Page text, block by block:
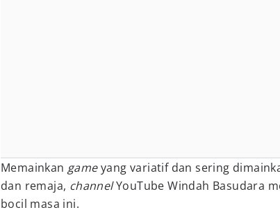
Memainkan gameyang variatif dan sering
dan remaja, channelYouTube Windah Basudara
bocil masa ini.